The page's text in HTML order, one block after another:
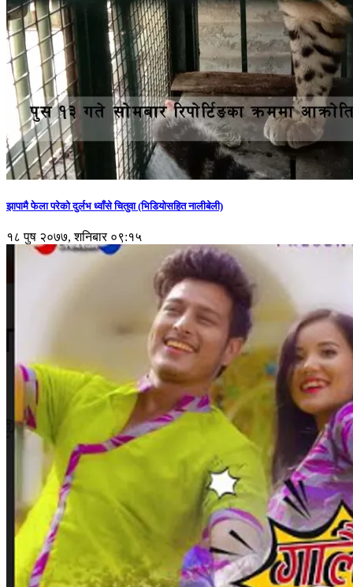
झापामै फेला परेको दुर्लभ ध्वाँसे चितुवा (भिडियोसहित नालीबेली)
१८ पुष २०७७, शनिबार ०९:१५